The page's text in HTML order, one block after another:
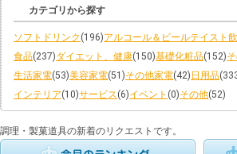
カテゴリから探す
ソフトドリンク (196)アルコール＆ビールテイスト
食品(237)ダイエット、健康(150)基礎化粧品(152)
生活家電(53)美容家電(51)その他家電(42) 日用品
インテリア(10)サービス(6)イベント (0)その他(52)
調理・製菓道具の新着のリクエストです。